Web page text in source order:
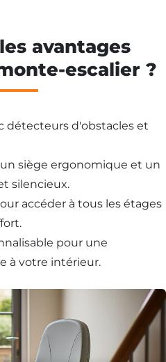
avantages
escalier ?
détecteurs d'obstacles et
siège ergonomique et un
silencieux.
accéder à tous les étages
pour une
à votre intérieur.
d'un
escalier ?